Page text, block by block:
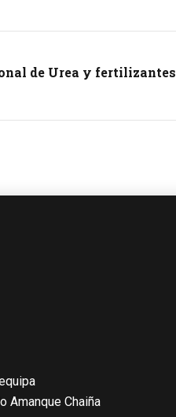
de Urea y fertilizantes
Amanque Chaiña